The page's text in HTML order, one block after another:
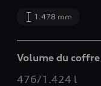
1.478 mm
Volume du coffre
476/1.424 l